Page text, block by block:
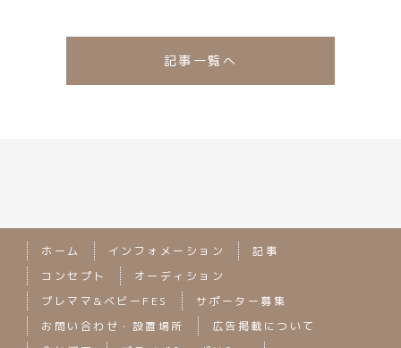
記事一覧へ
ホーム インフォメーション
記事
コンセプト
オーディション
プレママ&ベビーFES
サポーター募集
お問い合わせ・設置場所
広告掲載について